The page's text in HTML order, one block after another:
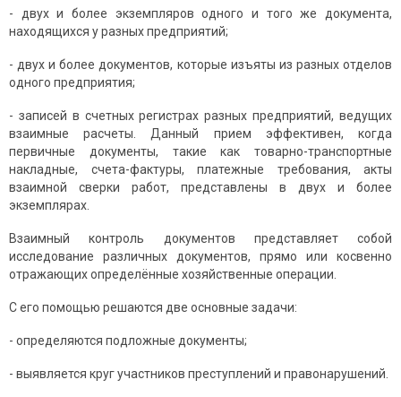
- двух и более экземпляров одного и того же документа,
находящихся у разных предприятий;
- двух и более документов, которые изъяты из разных отделов
одного предприятия;
- записей в счетных регистрах разных предприятий, ведущих
взаимные расчеты. Данный прием эффективен, когда
первичные документы, такие как товарно-транспортные
накладные, счета-фактуры, платежные требования, акты
взаимной сверки работ, представлены в двух и более
экземплярах.
Взаимный контроль документов представляет собой
исследование различных документов, прямо или косвенно
отражающих определённые хозяйственные операции.
С его помощью решаются две основные задачи:
- определяются подложные документы;
- выявляется круг участников преступлений и правонарушений.